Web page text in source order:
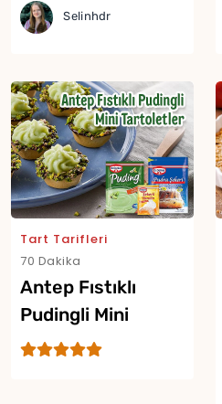
Selinhdr
Tart Tarifleri
70 Dakika
Antep Fıstıklı
Pudingli Mini
Tartoletler